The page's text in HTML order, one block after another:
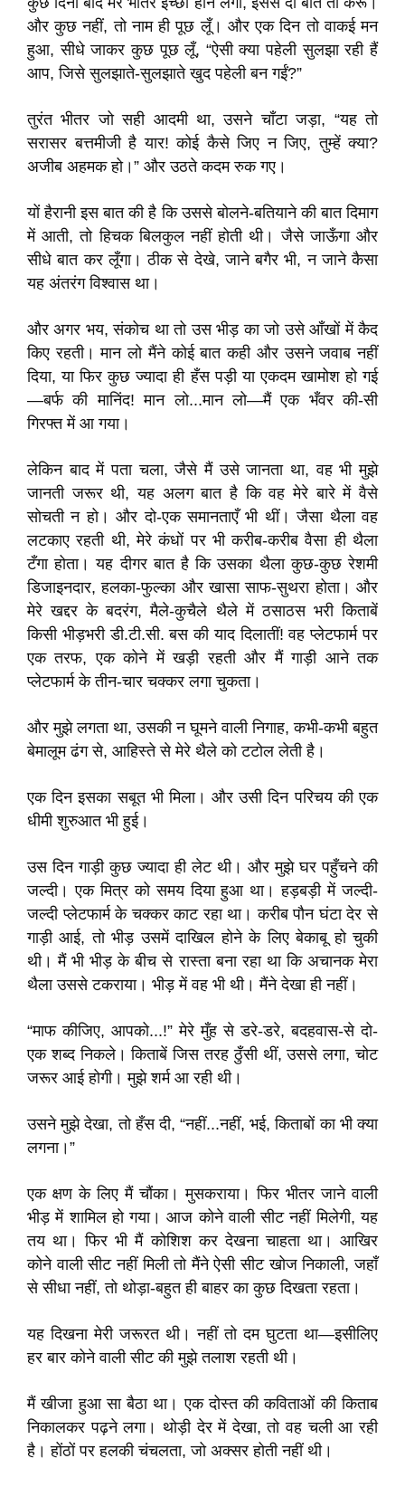
और कुछ नहीं, तो नाम ही पूछ लूँ। और एक दिन तो वाकई मन
हुआ, सीधे जाकर कुछ पूछ लूँ, “ऐसी क्या पहेली सुलझा रही हैं
आप, जिसे सुलझाते-सुलझाते खुद पहेली बन गईं?”
तुरंत भीतर जो सही आदमी था, उसने चाँटा जड़ा, “यह तो
सरासर बत्तमीजी है यार! कोई कैसे जिए न जिए, तुम्हें क्या?
अजीब अहमक हो।” और उठते कदम रुक गए।
यों हैरानी इस बात की है कि उससे बोलने-बतियाने की बात दिमाग
में आती, तो हिचक बिलकुल नहीं होती थी। जैसे जाऊँगा और
सीधे बात कर लूँगा। ठीक से देखे, जाने बगैर भी, न जाने कैसा
यह अंतरंग विश्वास था।
और अगर भय, संकोच था तो उस भीड़ का जो उसे आँखों में कैद
किए रहती। मान लो मैंने कोई बात कही और उसने जवाब नहीं
दिया, या फिर कुछ ज्यादा ही हँस पड़ी या एकदम खामोश हो गई
—बर्फ की मानिंद! मान लो...मान लो—मैं एक भँवर की-सी
गिरफ्त में आ गया।
लेकिन बाद में पता चला, जैसे मैं उसे जानता था, वह भी मुझे
जानती जरूर थी, यह अलग बात है कि वह मेरे बारे में वैसे
सोचती न हो। और दो-एक समानताएँ भी थीं। जैसा थैला वह
लटकाए रहती थी, मेरे कंधों पर भी करीब-करीब वैसा ही थैला
टँगा होता। यह दीगर बात है कि उसका थैला कुछ-कुछ रेशमी
डिजाइनदार, हलका-फुल्का और खासा साफ-सुथरा होता। और
मेरे खद्दर के बदरंग, मैले-कुचैले थैले में ठसाठस भरी किताबें
किसी भीड़भरी डी.टी.सी. बस की याद दिलातीं! वह प्लेटफार्म पर
एक तरफ, एक कोने में खड़ी रहती और मैं गाड़ी आने तक
प्लेटफार्म के तीन-चार चक्कर लगा चुकता।
और मुझे लगता था, उसकी न घूमने वाली निगाह, कभी-कभी बहुत
बेमालूम ढंग से, आहिस्ते से मेरे थैले को टटोल लेती है।
एक दिन इसका सबूत भी मिला। और उसी दिन परिचय की एक
धीमी शुरुआत भी हुई।
उस दिन गाड़ी कुछ ज्यादा ही लेट थी। और मुझे घर पहुँचने की
जल्दी। एक मित्र को समय दिया हुआ था। हड़बड़ी में जल्दी-
जल्दी प्लेटफार्म के चक्कर काट रहा था। करीब पौन घंटा देर से
गाड़ी आई, तो भीड़ उसमें दाखिल होने के लिए बेकाबू हो चुकी
थी। मैं भी भीड़ के बीच से रास्ता बना रहा था कि अचानक मेरा
थैला उससे टकराया। भीड़ में वह भी थी। मैंने देखा ही नहीं।
“माफ कीजिए, आपको...!” मेरे मुँह से डरे-डरे, बदहवास-से दो-
एक शब्द निकले। किताबें जिस तरह ठुँसी थीं, उससे लगा, चोट
जरूर आई होगी। मुझे शर्म आ रही थी।
उसने मुझे देखा, तो हँस दी, “नहीं...नहीं, भई, किताबों का भी क्या
लगना।”
एक क्षण के लिए मैं चौंका। मुसकराया। फिर भीतर जाने वाली
भीड़ में शामिल हो गया। आज कोने वाली सीट नहीं मिलेगी, यह
तय था। फिर भी मैं कोशिश कर देखना चाहता था। आखिर
कोने वाली सीट नहीं मिली तो मैंने ऐसी सीट खोज निकाली, जहाँ
से सीधा नहीं, तो थोड़ा-बहुत ही बाहर का कुछ दिखता रहता।
यह दिखना मेरी जरूरत थी। नहीं तो दम घुटता था—इसीलिए
हर बार कोने वाली सीट की मुझे तलाश रहती थी।
मैं खीजा हुआ सा बैठा था। एक दोस्त की कविताओं की किताब
निकालकर पढ़ने लगा। थोड़ी देर में देखा, तो वह चली आ रही
है। होंठों पर हलकी चंचलता, जो अक्सर होती नहीं थी।